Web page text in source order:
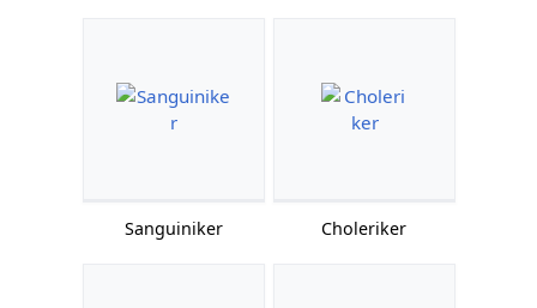
Sanguiniker Choleriker